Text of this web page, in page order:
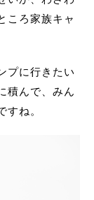
ころ家族キャ
プに行きたい
積んで、みん
ね。